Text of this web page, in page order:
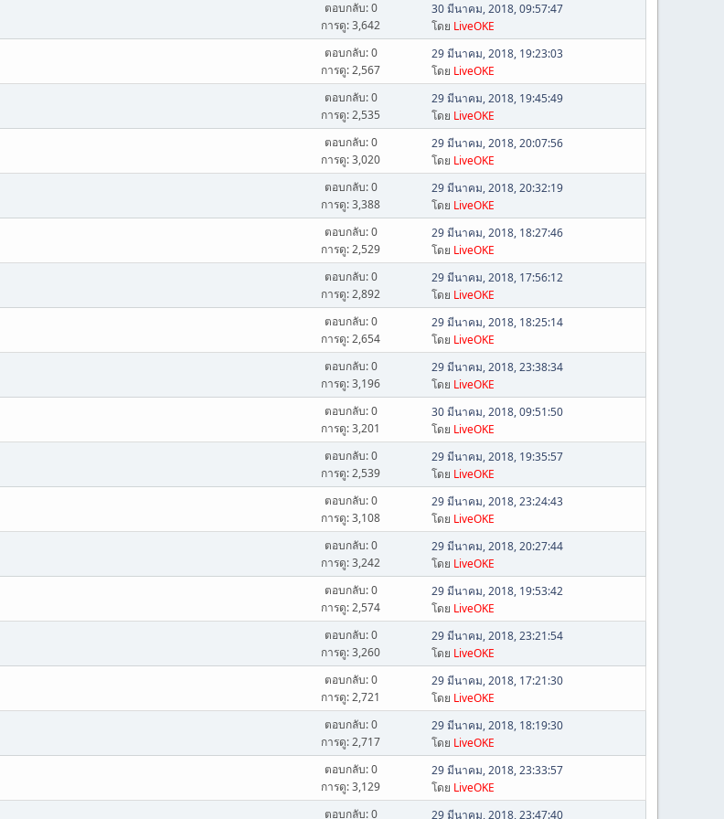
ตอบกลับ: 0
การดู: 3,642
30 มีนาคม, 2018, 09:57:47
โดย LiveOKE
ตอบกลับ: 0
การดู: 2,567
29 มีนาคม, 2018, 19:23:03
โดย LiveOKE
ตอบกลับ: 0
การดู: 2,535
29 มีนาคม, 2018, 19:45:49
โดย LiveOKE
ตอบกลับ: 0
การดู: 3,020
29 มีนาคม, 2018, 20:07:56
โดย LiveOKE
ตอบกลับ: 0
การดู: 3,388
29 มีนาคม, 2018, 20:32:19
โดย LiveOKE
ตอบกลับ: 0
การดู: 2,529
29 มีนาคม, 2018, 18:27:46
โดย LiveOKE
ตอบกลับ: 0
การดู: 2,892
29 มีนาคม, 2018, 17:56:12
โดย LiveOKE
ตอบกลับ: 0
การดู: 2,654
29 มีนาคม, 2018, 18:25:14
โดย LiveOKE
ตอบกลับ: 0
การดู: 3,196
29 มีนาคม, 2018, 23:38:34
โดย LiveOKE
ตอบกลับ: 0
การดู: 3,201
30 มีนาคม, 2018, 09:51:50
โดย LiveOKE
ตอบกลับ: 0
การดู: 2,539
29 มีนาคม, 2018, 19:35:57
โดย LiveOKE
ตอบกลับ: 0
การดู: 3,108
29 มีนาคม, 2018, 23:24:43
โดย LiveOKE
ตอบกลับ: 0
การดู: 3,242
29 มีนาคม, 2018, 20:27:44
โดย LiveOKE
ตอบกลับ: 0
การดู: 2,574
29 มีนาคม, 2018, 19:53:42
โดย LiveOKE
ตอบกลับ: 0
การดู: 3,260
29 มีนาคม, 2018, 23:21:54
โดย LiveOKE
ตอบกลับ: 0
การดู: 2,721
29 มีนาคม, 2018, 17:21:30
โดย LiveOKE
ตอบกลับ: 0
การดู: 2,717
29 มีนาคม, 2018, 18:19:30
โดย LiveOKE
ตอบกลับ: 0
การดู: 3,129
29 มีนาคม, 2018, 23:33:57
โดย LiveOKE
ตอบกลับ: 0 29 มีนาคม, 2018, 23:47:40